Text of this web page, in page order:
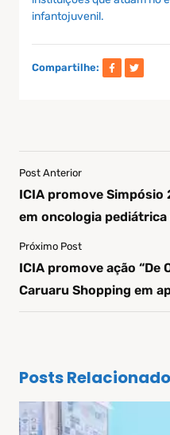
infantojuvenil.
Compartilhe:
Post Anterior
ICIA promove
em oncologia
Próximo Post
ICIA promove ação “De
Caruaru Shopping em
Posts